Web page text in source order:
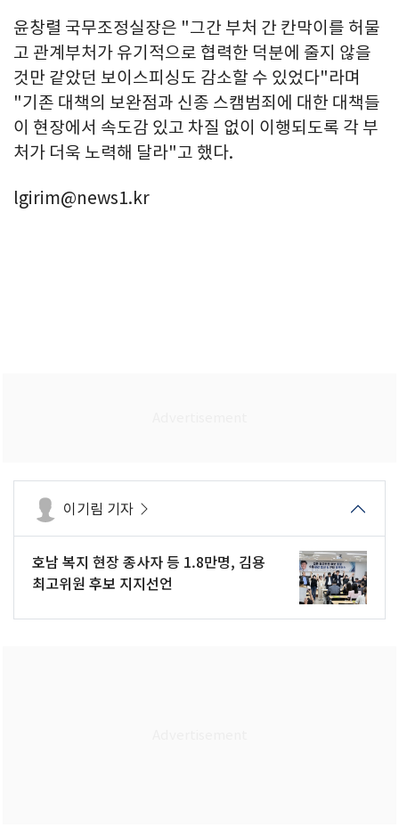
윤창렬 국무조정실장은 "그간 부처 간 칸막이를 허물
고 관계부처가 유기적으로 협력한 덕분에 줄지 않을
것만 같았던 보이스피싱도 감소할 수 있었다"라며
"기존 대책의 보완점과 신종 스캠범죄에 대한 대책들
이 현장에서 속도감 있고 차질 없이 이행되도록 각 부
처가 더욱 노력해 달라"고 했다.
lgirim@news1.kr
이기림 기자
호남 복지 현장 종사자 등 1.8만명, 김용
최고위원 후보 지지선언